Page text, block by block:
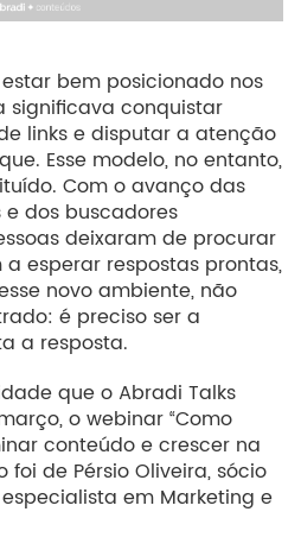
bem posicionado nos
significava conquistar
links e disputar a atenção
Esse modelo, no entanto,
Com o avanço das
dos buscadores
deixaram de procurar
esperar respostas prontas,
novo ambiente, não
é preciso ser a
a resposta.
que o Abradi Talks
o webinar “Como
conteúdo e crescer na
foi de Pérsio Oliveira, sócio
em Marketing e